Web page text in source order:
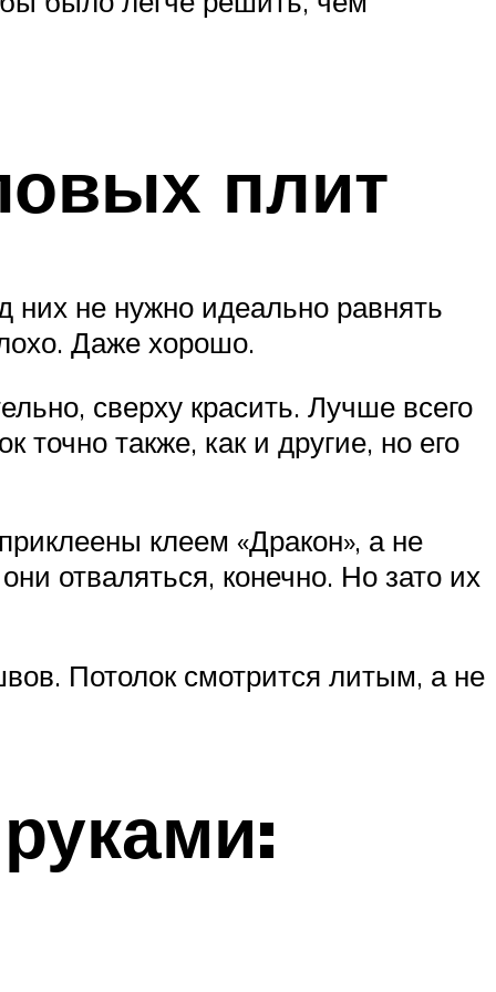
плит
них не нужно идеально равнять
Даже хорошо.
сверху красить. Лучше всего
точно также, как и другие, но его
клеем «Дракон», а не
отваляться, конечно. Но зато их
Потолок смотрится литым, а не